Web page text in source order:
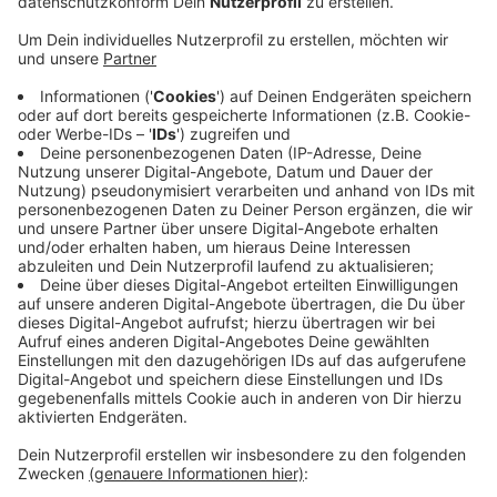
Es war ein packender Pokal-Fight vor 4.000
Zuschauern in Lemgo - die Geschichte ist mit Zahlen
erzählt: Mit fünf Toren führte der VfL nach ganz
starkem Beginn nach einer Viertelstunde. Nach der
Pause warf Gummersbach sieben Minuten kein Tor.
Dafür vergab der VfL vier Siebenmeter.
Und: Allein in der zweiten Halbzeit traf Gummersbach
siebenmal Latte oder Pfosten.
Es war die vierte Niederlage in Folge gegen Angst-
Gegner Lemgo.
Anzeige